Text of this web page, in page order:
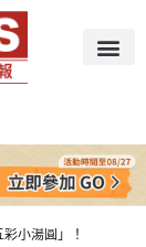
小湯圓」！